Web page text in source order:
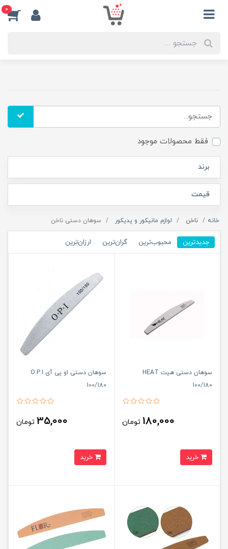
0
فقط محصولات موجود
برند
قیمت
خانه ناخن لوازم مانیکور و پدیکور سوهان دستی ناخن
جدیدترین محبوب‌ترین گران‌ترین ارزان‌ترین
سوهان دستی هیت HEAT
100/180
180,000 تومان
سوهان دستی او پی آی O.P.I
100/180
35,000 تومان